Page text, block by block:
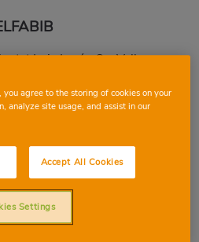
Luis Lucía, 8 y Valle
you agree to the storing of cookies on your
analyze site usage, and assist in our
Accept All Cookies
Settings